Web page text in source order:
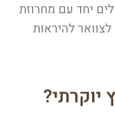
יחד עם מחרוזת
להיראות
יוקרתי?